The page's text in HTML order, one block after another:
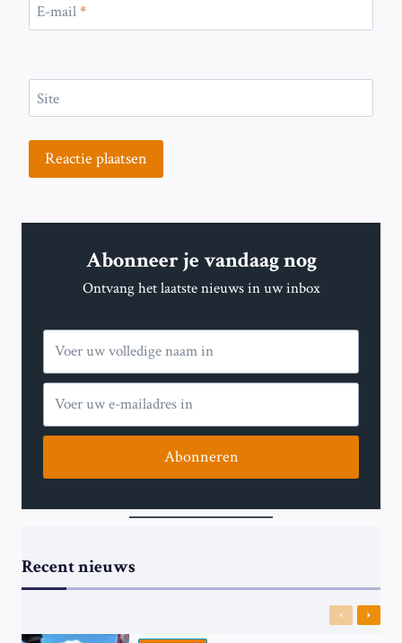
E-mail*
Site
Abonneer je vandaag nog
Ontvang het laatste nieuws in uw inbox
Abonneren
Recent nieuws
Previous
Next